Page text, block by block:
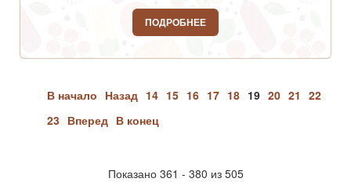
ПОДРОБНЕЕ
В начало Назад 14 15 16 17 18 19 20 21 22
23 Вперед В конец
Показано 361 - 380 из 505